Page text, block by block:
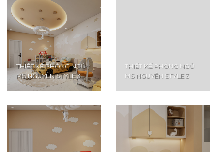
THIẾT KẾ PHÒNG NGỦ
MS NGUYÊN STYLE 3
THIẾT KẾ PHÒNG NGỦ
MS NGUYÊN STYLE 3